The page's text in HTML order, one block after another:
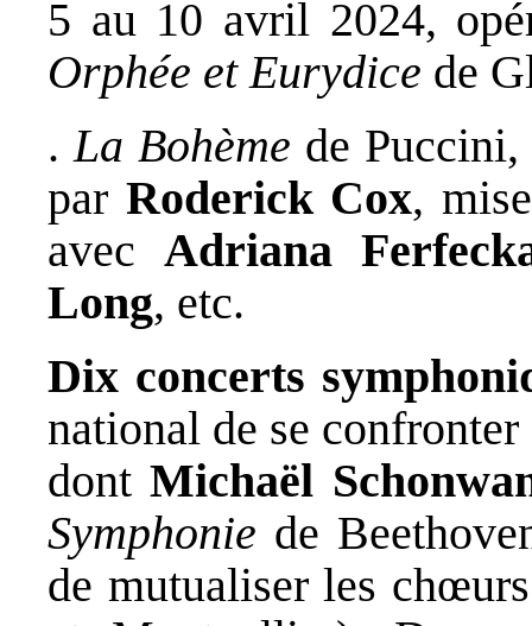
5 au 10 avril 2024,
Orphée et Eurydice de
.La Bohème de
par Roderick Cox,
avec Adriana
Long, etc.
Dix concerts
national de se
dontMichaël
Symphonie de
de mutualiser les